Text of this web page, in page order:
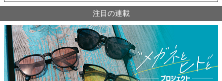
注目の連載